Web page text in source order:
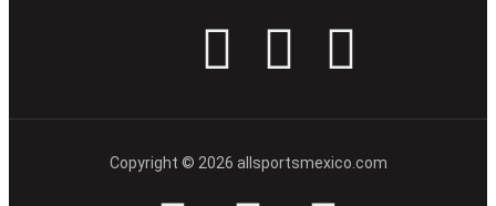
Copyright © 2026 allsportsmexico.com